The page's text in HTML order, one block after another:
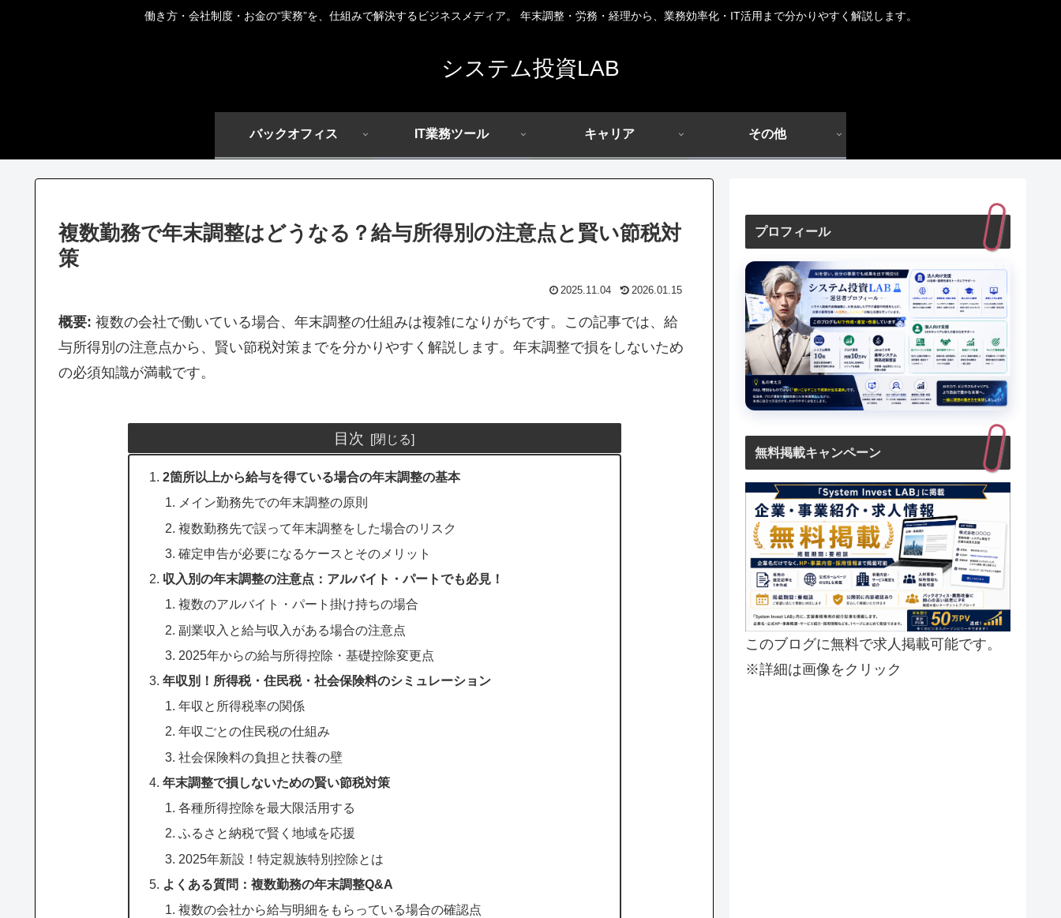
働き方・会社制度・お金の“実務”を、仕組みで解決するビジネスメディア。 年末調整・労務・経理から、業務効率化・IT活用まで分かりやすく解説します。
システム投資LAB
バックオフィス IT業務ツール キャリア その他
複数勤務で年末調整はどうなる？給与所得別の注意点と賢い節税対
策
2025.11.04 2026.01.15
概要: 複数の会社で働いている場合、年末調整の仕組みは複雑になりがちです。この記事では、給
与所得別の注意点から、賢い節税対策までを分かりやすく解説します。年末調整で損をしないため
の必須知識が満載です。
目次
2箇所以上から給与を得ている場合の年末調整の基本
メイン勤務先での年末調整の原則
複数勤務先で誤って年末調整をした場合のリスク
確定申告が必要になるケースとそのメリット
収入別の年末調整の注意点：アルバイト・パートでも必見！
複数のアルバイト・パート掛け持ちの場合
副業収入と給与収入がある場合の注意点
2025年からの給与所得控除・基礎控除変更点
年収別！所得税・住民税・社会保険料のシミュレーション
年収と所得税率の関係
年収ごとの住民税の仕組み
社会保険料の負担と扶養の壁
年末調整で損しないための賢い節税対策
各種所得控除を最大限活用する
ふるさと納税で賢く地域を応援
2025年新設！特定親族特別控除とは
よくある質問：複数勤務の年末調整Q&A
複数の会社から給与明細をもらっている場合の確認点
プロフィール
無料掲載キャンペーン
このブログに無料で求人掲載可能です。
※詳細は画像をクリック